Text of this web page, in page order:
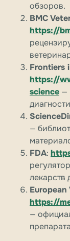
обзоров.
BMC
https://
Frontiers
https://
science —
—
FDA:
лекарств
https://
—